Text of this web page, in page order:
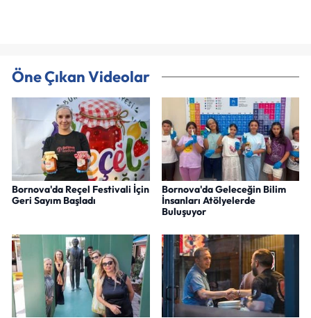
Öne Çıkan Videolar
Bornova'da Reçel Festivali İçin
Geri Sayım Başladı
Bornova'da Geleceğin Bilim
İnsanları Atölyelerde
Buluşuyor